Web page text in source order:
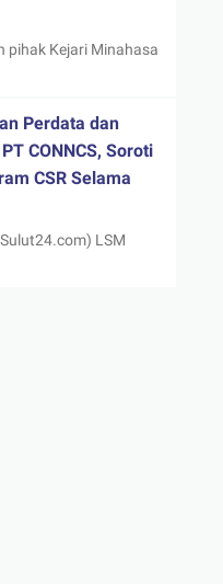
pihak Kejari Minahasa
Perdata dan
CONNCS, Soroti
CSR Selama
LSM